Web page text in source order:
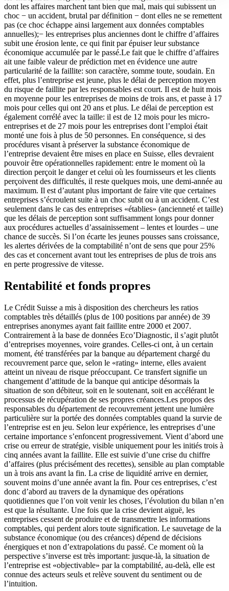
dont les affaires marchent tant bien que mal, mais qui subissent un
choc − un accident, brutal par définition − dont elles ne se remettent
pas (ce choc échappe ainsi largement aux données comptables
annuelles);− les entreprises plus anciennes dont le chiffre d’affaires
subit une érosion lente, ce qui finit par épuiser leur substance
économique accumulée par le passé.Le fait que le chiffre d’affaires
ait une faible valeur de prédiction met en évidence une autre
particularité de la faillite: son caractère, somme toute, soudain. En
effet, plus l’entreprise est jeune, plus le délai de perception moyen
du risque de faillite par les responsables est court. Il est de huit mois
en moyenne pour les entreprises de moins de trois ans, et passe à 17
mois pour celles qui ont 20 ans et plus. Le délai de perception est
également corrélé avec la taille: il est de 12 mois pour les micro-
entreprises et de 27 mois pour les entreprises dont l’emploi était
monté une fois à plus de 50 personnes. En conséquence, si des
procédures visant à préserver la substance économique de
l’entreprise devaient être mises en place en Suisse, elles devraient
pouvoir être opérationnelles rapidement: entre le moment où la
direction perçoit le danger et celui où les fournisseurs et les clients
perçoivent des difficultés, il reste quelques mois, une demi-année au
maximum. Il est d’autant plus important de faire vite que certaines
entreprises s’écroulent suite à un choc subit ou à un accident. C’est
seulement dans le cas des entreprises «établies» (ancienneté et taille)
que les délais de perception sont suffisamment longs pour donner
aux procédures actuelles d’assainissement – lentes et lourdes – une
chance de succès. Si l’on écarte les jeunes pousses sans croissance,
les alertes dérivées de la comptabilité n’ont de sens que pour 25%
des cas et concernent avant tout les entreprises de plus de trois ans
en perte progressive de vitesse.
Rentabilité et fonds propres
Le Crédit Suisse a mis à disposition des chercheurs les ratios
comptables très détaillés (plus de 100 positions par année) de 39
entreprises anonymes ayant fait faillite entre 2000 et 2007.
Contrairement à la base de données Eco’Diagnostic, il s’agit plutôt
d’entreprises moyennes, voire grandes. Celles-ci ont, à un certain
moment, été transférées par la banque au département chargé du
recouvrement parce que, selon le «rating» interne, elles avaient
atteint un niveau de risque préoccupant. Ce transfert signifie un
changement d’attitude de la banque qui anticipe désormais la
situation de son débiteur, soit en le soutenant, soit en accélérant le
processus de récupération de ses propres créances.Les propos des
responsables du département de recouvrement jettent une lumière
particulière sur la portée des données comptables quand la survie de
l’entreprise est en jeu. Selon leur expérience, les entreprises d’une
certaine importance s’enfoncent progressivement. Vient d’abord une
crise ou erreur de stratégie, visible uniquement pour les initiés trois à
cinq années avant la faillite. Elle est suivie d’une crise du chiffre
d’affaires (plus précisément des recettes), sensible au plan comptable
un à trois ans avant la fin. La crise de liquidité arrive en dernier,
souvent moins d’une année avant la fin. Pour ces entreprises, c’est
donc d’abord au travers de la dynamique des opérations
quotidiennes que l’on voit venir les choses, l’évolution du bilan n’en
est que la résultante. Une fois que la crise devient aiguë, les
entreprises cessent de produire et de transmettre les informations
comptables, qui perdent alors toute signification. Le sauvetage de la
substance économique (ou des créances) dépend de décisions
énergiques et non d’extrapolations du passé. Ce moment où la
perspective s’inverse est très important: jusque-là, la situation de
l’entreprise est «objectivable» par la comptabilité, au-delà, elle est
connue des acteurs seuls et relève souvent du sentiment ou de
l’intuition.